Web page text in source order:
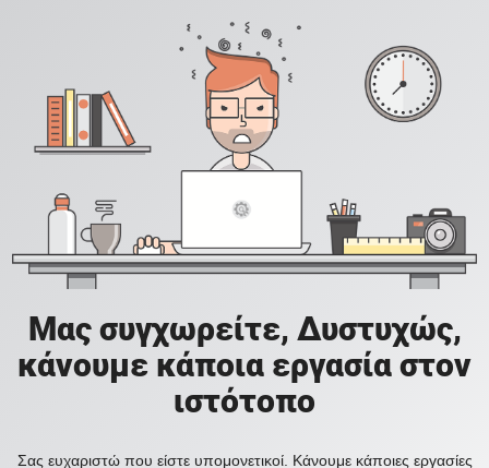
Μας συγχωρείτε, Δυστυχώς,
κάνουμε κάποια εργασία στον
ιστότοπο
Σας ευχαριστώ που είστε υπομονετικοί. Κάνουμε κάποιες εργασίες